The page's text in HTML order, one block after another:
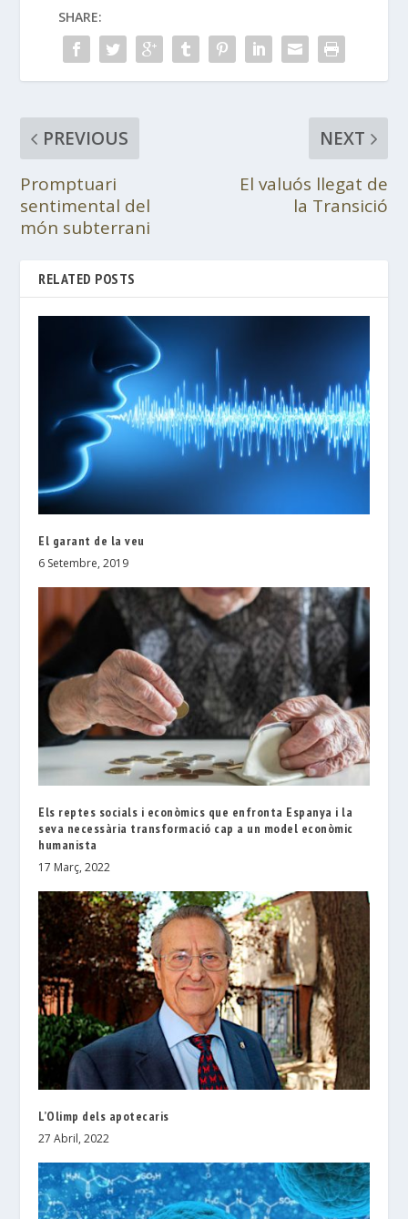
SHARE:
PREVIOUS
Promptuari
sentimental del
món subterrani
NEXT
El valuós llegat de
la Transició
RELATED POSTS
El garant de la veu
6 Setembre, 2019
Els reptes socials i econòmics que enfronta Espanya i la
seva necessària transformació cap a un model econòmic
humanista
17 Març, 2022
L’Olimp dels apotecaris
27 Abril, 2022